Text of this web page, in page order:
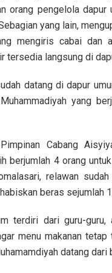
orang pengelola dapur
yang lain,
mengiris cabai dan
tersedia langsung di
datang di dapur
yang
Cabang
berjumlah 4 orang
relawan
beras sejumlah
terdiri dari guru-
menu makanan
datang dari